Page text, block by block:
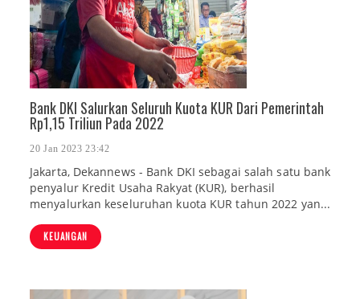
Bank DKI Salurkan Seluruh Kuota KUR Dari Pemerintah
Rp1,15 Triliun Pada 2022
20 Jan 2023 23:42
Jakarta, Dekannews - Bank DKI sebagai salah satu bank
penyalur Kredit Usaha Rakyat (KUR), berhasil
menyalurkan keseluruhan kuota KUR tahun 2022 yan...
KEUANGAN